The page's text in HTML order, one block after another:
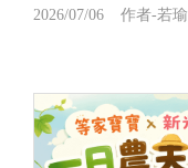
2026/07/06 作者-若瑜